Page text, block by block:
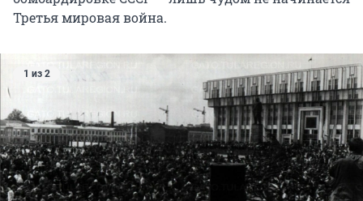
Третья мировая война.
1 из 2